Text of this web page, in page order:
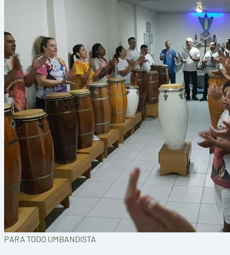
PARA TODO UMBANDISTA